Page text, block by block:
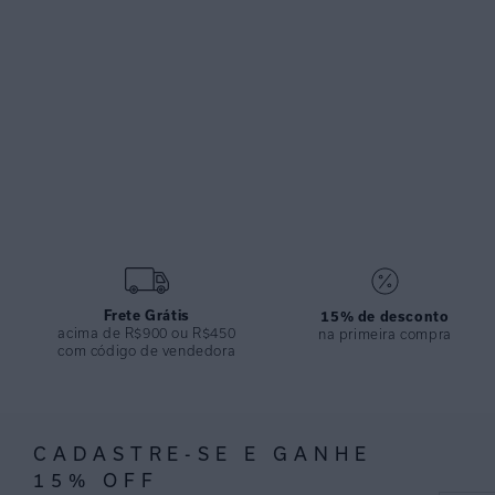
Frete Grátis
acima de R$900 ou R$450
com código de vendedora
15% de desconto
na primeira compra
CADASTRE-SE E GANHE
15% OFF